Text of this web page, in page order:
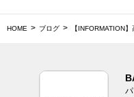
HOME ブログ 【INFORMATION